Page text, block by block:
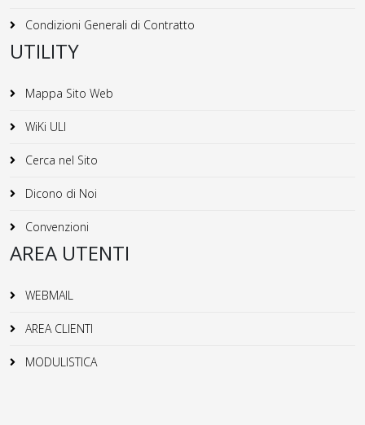
Condizioni Generali di Contratto
UTILITY
Mappa Sito Web
WiKi ULI
Cerca nel Sito
Dicono di Noi
Convenzioni
AREA UTENTI
WEBMAIL
AREA CLIENTI
MODULISTICA